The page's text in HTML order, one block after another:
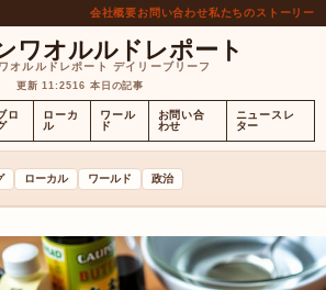
会社概要お問い合わせ私たちのストーリー
ワオルルドレポート
オルルドレポート デイリーブリーフ
更新 11:2516 本日の記事
ロ
ローカ
ル
ワール
ド
お問い合
わせ
ニュースレ
ター
ローカル ワールド 政治